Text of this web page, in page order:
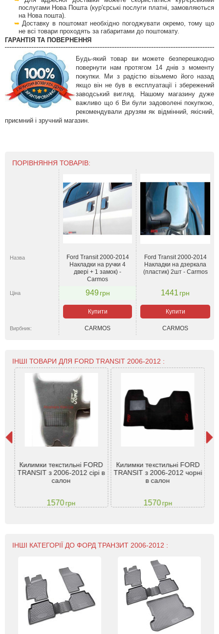
послугами Нова Пошта (кур'єрські послуги платні, замовляються
на Нова пошта).
Доставку в поштомат необхідно погоджувати окремо, тому що
не всі товари проходять за габаритами до поштомату.
ГАРАНТІЯ ТА ПОВЕРНЕННЯ
Будь-який товар ви можете безперешкодно
повернути нам протягом 14 днів з моменту
покупки. Ми з радістю візьмемо його назад
якщо він не був в експлуатації і збережений
заводський вигляд. Нашому магазину дуже
важливо що б Ви були задоволені покупкою,
рекомендували друзям як відмінний, якісний,
приємний і зручний магазин.
ПОРІВНЯННЯ ТОВАРІВ:
Назва
Ford Transit 2000-2014
Накладки на ручки 4
двері + 1 замок) -
Carmos
Ford Transit 2000-2014
Накладки на дзеркала
(пластик) 2шт - Carmos
Ціна 949 грн 1441 грн
Купити Купити
Вирбник: CARMOS CARMOS
ІНШІ ТОВАРИ ДЛЯ FORD TRANSIT 2006-2012 :
Килимки текстильні FORD
TRANSIT з 2006-2012 сірі в
салон
1570грн
Килимки текстильні FORD
TRANSIT з 2006-2012 чорні
в салон
1570грн
ІНШІ КАТЕГОРІЇ ДО ФОРД ТРАНЗИТ 2006-2012 :